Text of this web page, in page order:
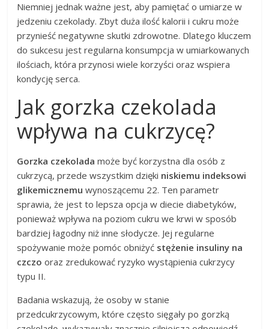
Niemniej jednak ważne jest, aby pamiętać o umiarze w
jedzeniu czekolady. Zbyt duża ilość kalorii i cukru może
przynieść negatywne skutki zdrowotne. Dlatego kluczem
do sukcesu jest regularna konsumpcja w umiarkowanych
ilościach, która przynosi wiele korzyści oraz wspiera
kondycję serca.
Jak gorzka czekolada
wpływa na cukrzycę?
Gorzka czekolada może być korzystna dla osób z
cukrzycą, przede wszystkim dzięki niskiemu indeksowi
glikemicznemu wynoszącemu 22. Ten parametr
sprawia, że jest to lepsza opcja w diecie diabetyków,
ponieważ wpływa na poziom cukru we krwi w sposób
bardziej łagodny niż inne słodycze. Jej regularne
spożywanie może pomóc obniżyć stężenie insuliny na
czczo oraz zredukować ryzyko wystąpienia cukrzycy
typu II.
Badania wskazują, że osoby w stanie
przedcukrzycowym, które często sięgały po gorzką